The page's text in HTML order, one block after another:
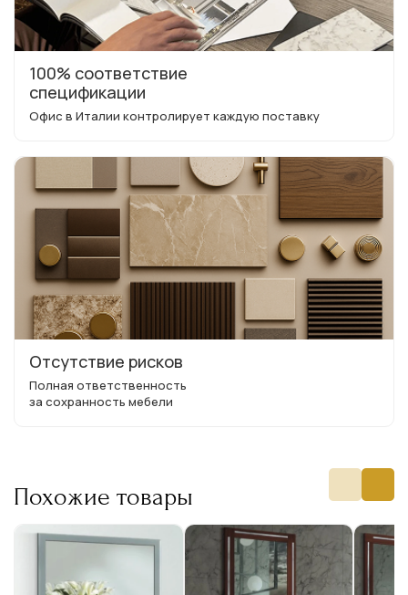
100% соответствие
спецификации
Офис в Италии контролирует каждую поставку
Отсутствие рисков
Полная ответственность
за сохранность мебели
Похожие товары